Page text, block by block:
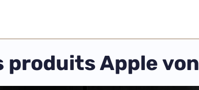
produits Apple